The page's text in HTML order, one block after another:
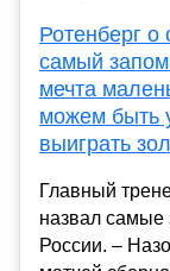
Ротенберг
самый
мечта
можем быть
выиграть
Главный
назвал
России. –